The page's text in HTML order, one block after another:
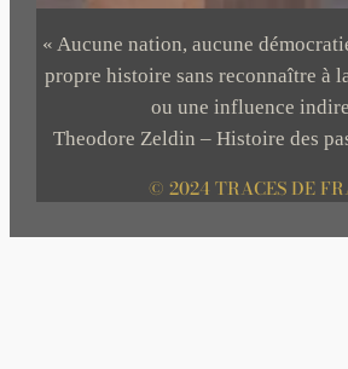
« Aucune nation, aucune
propre histoire sans reconnaître à
ou une influence
Theodore Zeldin – Histoire des
© 2024 TRACES DE